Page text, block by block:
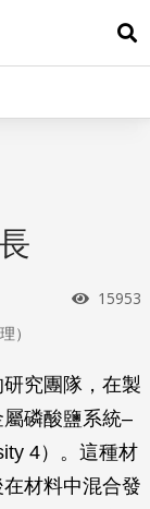
展
瀏覽次
15953
）
究團隊，在製
磷酸鹽系統–
4）。這種材
材料中混合發